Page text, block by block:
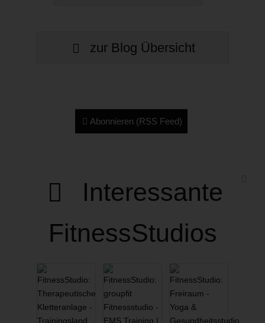
zur Blog Übersicht
Abonnieren (RSS Feed)
Interessante
FitnessStudios